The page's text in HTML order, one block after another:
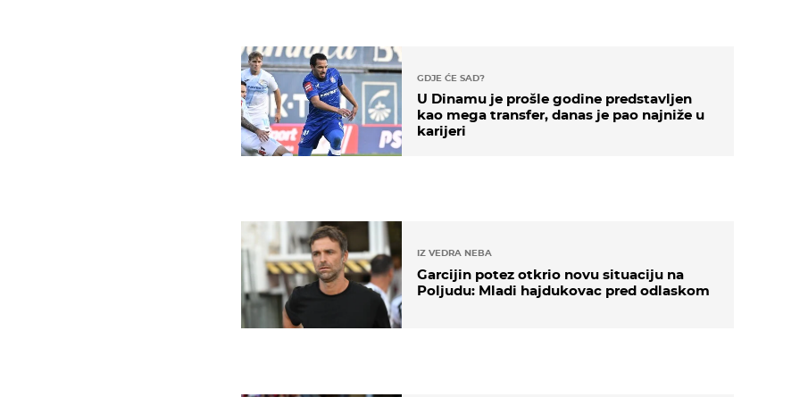
GDJE ĆE SAD?
U Dinamu je prošle godine predstavljen
kao mega transfer, danas je pao najniže u
karijeri
IZ VEDRA NEBA
Garcijin potez otkrio novu situaciju na
Poljudu: Mladi hajdukovac pred odlaskom